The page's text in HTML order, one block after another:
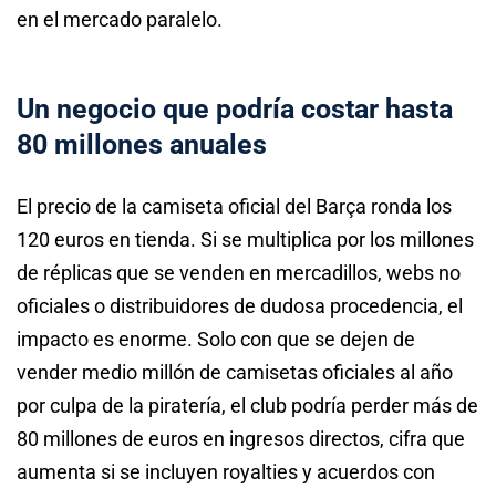
en el mercado paralelo.
Un negocio que podría costar hasta
80 millones anuales
El precio de la camiseta oficial del Barça ronda los
120 euros en tienda. Si se multiplica por los millones
de réplicas que se venden en mercadillos, webs no
oficiales o distribuidores de dudosa procedencia, el
impacto es enorme. Solo con que se dejen de
vender medio millón de camisetas oficiales al año
por culpa de la piratería, el club podría perder más de
80 millones de euros en ingresos directos, cifra que
aumenta si se incluyen royalties y acuerdos con